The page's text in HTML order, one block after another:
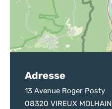
Adresse
13 Avenue Roger Posty
08320 VIREUX MOLHAIN